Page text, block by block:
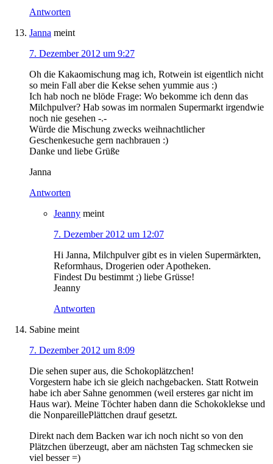
Antworten
Janna meint
7. Dezember 2012 um 9:27
Oh die Kakaomischung mag ich, Rotwein ist eigentlich nicht
so mein Fall aber die Kekse sehen yummie aus :)
Ich hab noch ne blöde Frage: Wo bekomme ich denn das
Milchpulver? Hab sowas im normalen Supermarkt irgendwie
noch nie gesehen -.-
Würde die Mischung zwecks weihnachtlicher
Geschenkesuche gern nachbrauen :)
Danke und liebe Grüße
Janna
Antworten
Jeanny meint
7. Dezember 2012 um 12:07
Hi Janna, Milchpulver gibt es in vielen Supermärkten,
Reformhaus, Drogerien oder Apotheken.
Findest Du bestimmt ;) liebe Grüsse!
Jeanny
Antworten
Sabine meint
7. Dezember 2012 um 8:09
Die sehen super aus, die Schokoplätzchen!
Vorgestern habe ich sie gleich nachgebacken. Statt Rotwein
habe ich aber Sahne genommen (weil ersteres gar nicht im
Haus war). Meine Töchter haben dann die Schokoklekse und
die NonpareillePlättchen drauf gesetzt.
Direkt nach dem Backen war ich noch nicht so von den
Plätzchen überzeugt, aber am nächsten Tag schmecken sie
viel besser =)